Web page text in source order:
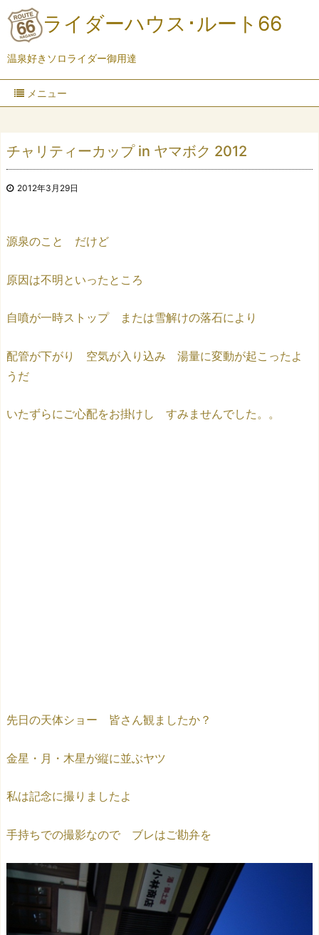
ライダーハウス･ルート66
温泉好きソロライダー御用達
メニュー
チャリティーカップ in ヤマボク 2012
2012年3月29日
源泉のこと だけど
原因は不明といったところ
自噴が一時ストップ または雪解けの落石により
配管が下がり 空気が入り込み 湯量に変動が起こったよ
うだ
いたずらにご心配をお掛けし すみませんでした。。
先日の天体ショー 皆さん観ましたか？
金星・月・木星が縦に並ぶヤツ
私は記念に撮りましたよ
手持ちでの撮影なので ブレはご勘弁を